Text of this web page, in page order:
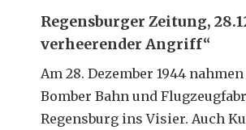
Regensburger Zeitung,
verheerender Angriff“
Am 28. Dezember 1944
Bomber Bahn und
Regensburg ins Visier. Auch